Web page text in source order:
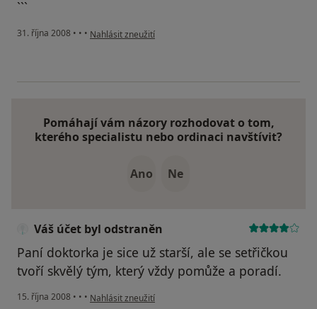
```
31. října 2008 • • • podle názoru uživatele Petr Novák
Nahlásit zneužití
Pomáhají vám názory rozhodovat o tom,
kterého specialistu nebo ordinaci navštívit?
Ano Ne
Váš účet byl odstraněn
Paní doktorka je sice už starší, ale se setřičkou
tvoří skvělý tým, který vždy pomůže a poradí.
15. října 2008 • • • podle názoru uživatele Váš účet byl odstraněn
Nahlásit zneužití